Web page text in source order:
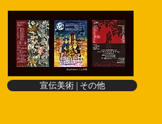
宣伝美術 | その他